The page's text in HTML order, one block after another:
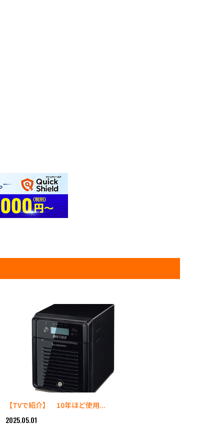
【TVで紹介】 10年ほど使用...
2025.05.01